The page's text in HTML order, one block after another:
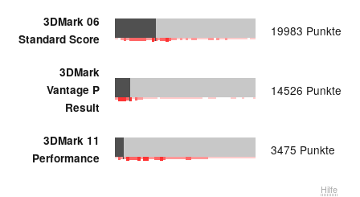
3DMark 06
Standard Score
19983 Punkte
3DMark
Vantage P
Result
14526 Punkte
3DMark 11
Performance
3475 Punkte
Hilfe